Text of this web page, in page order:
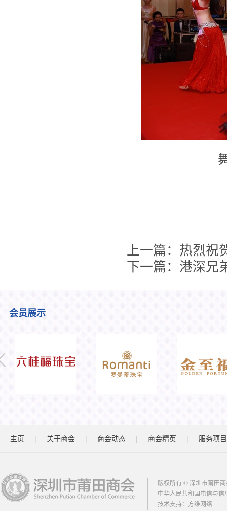
上一篇：热烈祝
下一篇：港深兄
会员展示
主页 | 关于商会 | 商会动态 | 商会精英 | 服务项目
版权所有 © 深圳市莆田商
中华人民共和国电信与
技术支持： 方维网络